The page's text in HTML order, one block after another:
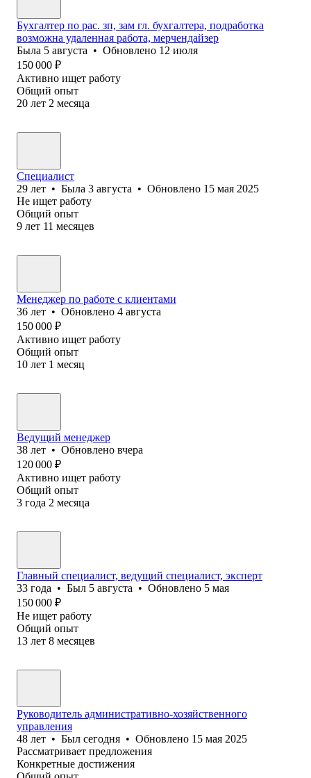
Бухгалтер по рас. зп, зам гл. бухгалтера, подработка
возможна удаленная работа, мерчендайзер
Была 5 августа • Обновлено 12 июля
150 000 ₽
Активно ищет работу
Общий опыт
20 лет 2 месяца
Специалист
29 лет • Была 3 августа • Обновлено 15 мая 2025
Не ищет работу
Общий опыт
9 лет 11 месяцев
Менеджер по работе с клиентами
36 лет • Обновлено 4 августа
150 000 ₽
Активно ищет работу
Общий опыт
10 лет 1 месяц
Ведущий менеджер
38 лет • Обновлено вчера
120 000 ₽
Активно ищет работу
Общий опыт
3 года 2 месяца
Главный специалист, ведущий специалист, эксперт
33 года • Был 5 августа • Обновлено 5 мая
150 000 ₽
Не ищет работу
Общий опыт
13 лет 8 месяцев
Руководитель административно-хозяйственного
управления
48 лет • Был сегодня • Обновлено 15 мая 2025
Рассматривает предложения
Конкретные достижения